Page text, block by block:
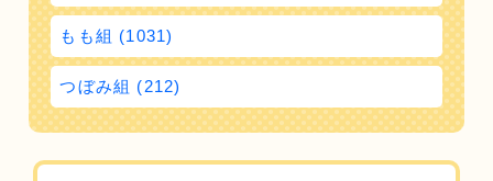
もも組 (1031)
つぼみ組 (212)